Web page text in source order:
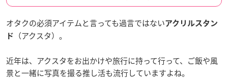
オタクの必須アイテムと言っても過言ではないアクリルスタン
ド
（アクスタ）。
近年は、アクスタをお出かけや旅行に持って行って、ご飯や風
景と一緒に写真を撮る推し活も流行していますよね。